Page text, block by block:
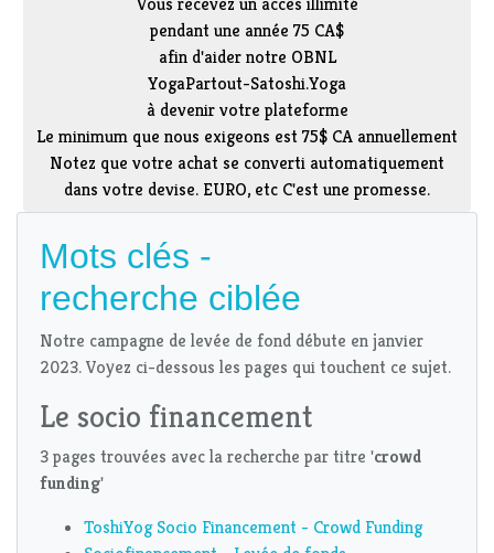
pendant une année 75 CA$
afin d'aider notre OBNL
YogaPartout-Satoshi.Yoga
à devenir votre plateforme
Le minimum que nous exigeons est 75$ CA annuellement
Notez que votre achat se converti automatiquement
dans votre devise. EURO, etc C'est une promesse.
Mots clés -
recherche ciblée
Notre campagne de levée de fond débute en janvier
2023. Voyez ci-dessous les pages qui touchent ce sujet.
Le socio financement
3 pages trouvées avec la recherche par titre 'crowd
funding'
ToshiYog Socio Financement - Crowd Funding